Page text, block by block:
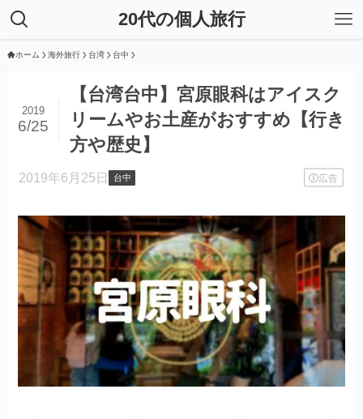
20代の個人旅行
ホーム 海外旅行 台湾 台中
【台湾台中】宮原眼科はアイスク
リームやお土産がおすすめ【行き
方や歴史】
2019
6/25
広告
台中
2019年6月25日